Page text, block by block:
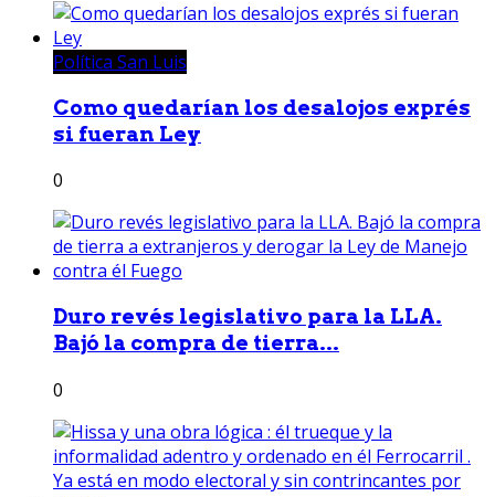
Política San Luis
Como quedarían los desalojos exprés
si fueran Ley
0
Duro revés legislativo para la LLA.
Bajó la compra de tierra...
0